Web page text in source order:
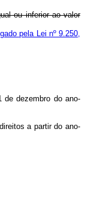
ou inferior ao valor
pela Lei nº 9.250,
dezembro do ano-
a partir do ano-